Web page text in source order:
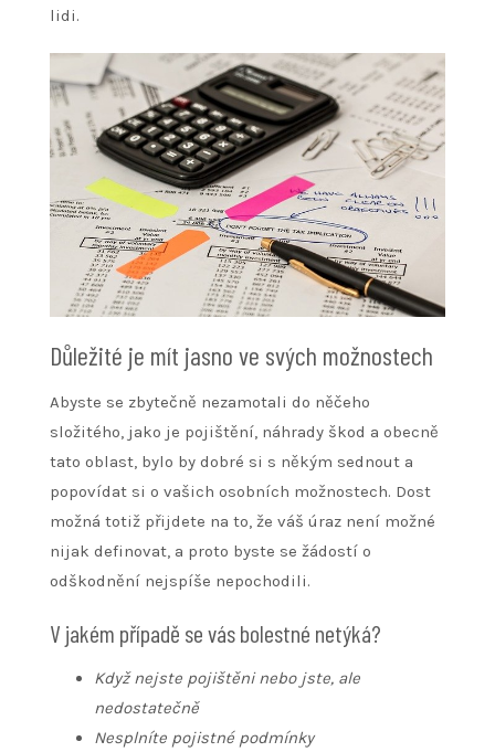
lidi.
Důležité je mít jasno ve svých možnostech
Abyste se zbytečně nezamotali do něčeho
složitého, jako je pojištění, náhrady škod a obecně
tato oblast, bylo by dobré si s někým sednout a
popovídat si o vašich osobních možnostech. Dost
možná totiž přijdete na to, že váš úraz není možné
nijak definovat, a proto byste se žádostí o
odškodnění nejspíše nepochodili.
V jakém případě se vás bolestné netýká?
Když nejste pojištěni nebo jste, ale
nedostatečně
Nesplníte pojistné podmínky